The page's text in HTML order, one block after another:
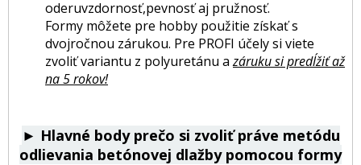
oderuvzdornosť,pevnosť aj pružnosť.
Formy môžete pre hobby použitie získať s
dvojročnou zárukou. Pre PROFI účely si viete
zvoliť variantu z polyuretánu azáruku si predĺžiť až
na 5 rokov!
► Hlavné body prečo si zvoliť práve metódu
odlievania betónovej dlažby pomocou formy